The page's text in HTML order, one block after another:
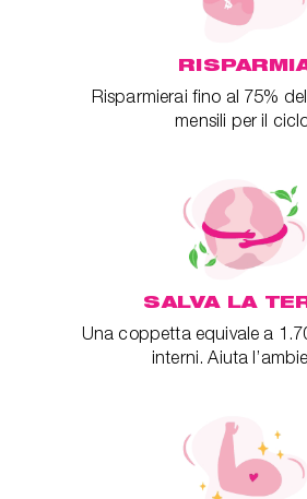
Risparmierai fino al 75%
mensili per il
SALVA LA
Una coppetta equivale a
interni. Aiuta